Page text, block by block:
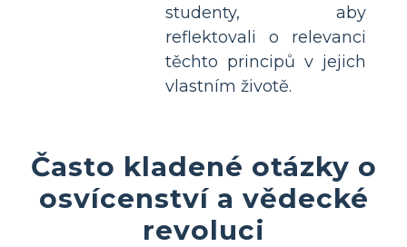
studenty, aby
reflektovali o relevanci
těchto principů v jejich
vlastním životě.
Často kladené otázky o
osvícenství a vědecké
revoluci